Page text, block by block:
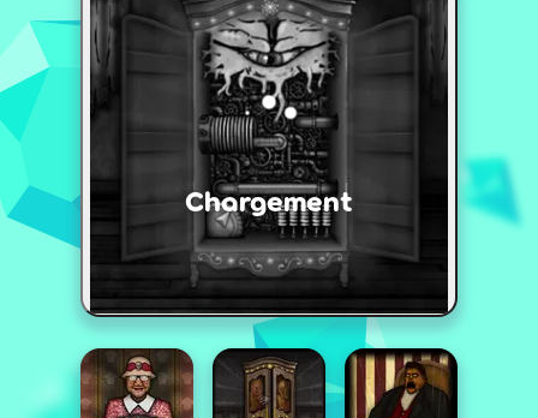
Chargement